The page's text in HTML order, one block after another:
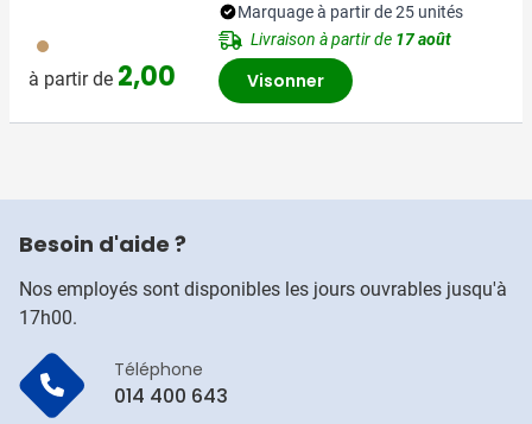
011
à partir de 2,00
Marquage à partir de 25 unités
Livraison à partir de 17 août
Visonner
Besoin d'aide ?
Nos employés sont disponibles les jours ouvrables jusqu'à
17h00.
Téléphone
014 400 643